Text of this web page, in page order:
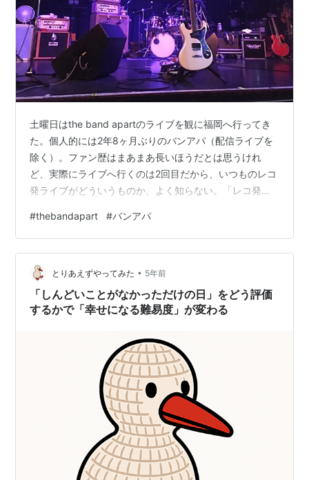
土曜日はthe band apartのライブを観に福岡へ行ってき
た。個人的には2年8ヶ月ぶりのバンアパ（配信ライブを
除く）。ファン歴はまあまあ長いほうだとは思うけれ
ど、実際にライブへ行くのは2回目だから、いつものレコ
発ライブがどういうものか、よく知らない。「レコ発ラ
イブツアーのことで、大抵はツアー前にレコードが発売
されるものらしい。今回のレコ発の“レコ”は9thアルバム
なのだが、そのレコードを伴わないままツアーが始まっ
ちゃったツアーである。バンアパ発券した～🎫以前、荒
井さんがライブのMCで「昔は音源聴いて来いと思ってた
けど、今は来てくれるだけで…
#thebandapart #バンアパ
とりあえずやってみた • 5年前
「しんどいことがなかっただけの日」をどう評価
するかで「幸せになる難易度」が変わる